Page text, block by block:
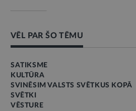
VĒL PAR ŠO TĒMU
SATIKSME
KULTŪRA
SVINĒSIM VALSTS SVĒTKUS KOPĀ
SVĒTKI
VĒSTURE